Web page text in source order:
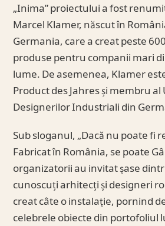
„Inima” proiectului a fost
Marcel Klamer, născut în
Germania, care a creat peste
produse pentru companii mari
lume. De asemenea, Klamer
Product des Jahres și membru al
Designerilor Industriali din
Sub sloganul, „Dacă nu poate fi
Fabricat în România, se poate
organizatorii au invitat șase
cunoscuți arhitecți și designeri
creat câte o instalație, pornind
celebrele obiecte din portofoliul